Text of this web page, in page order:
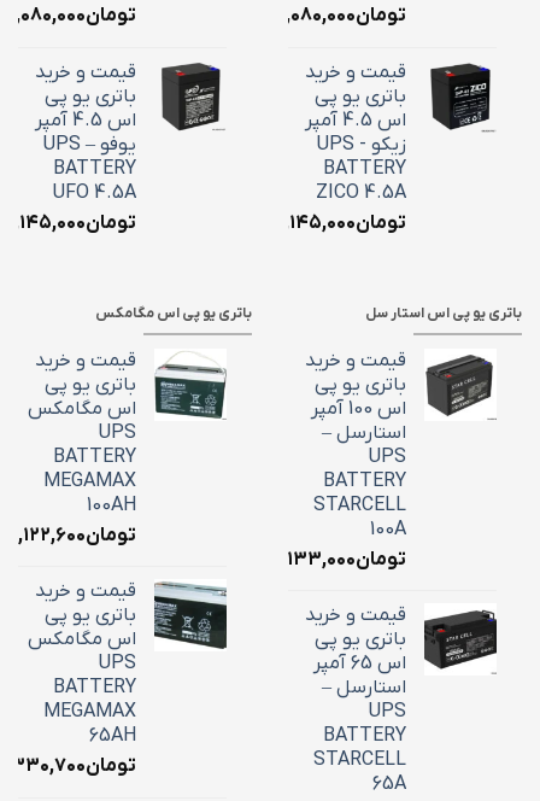
تومان۳,۰۸۰,۰۰۰
قیمت و خرید
باتری یو پی
اس 4.5 آمپر
زیکو - UPS
BATTERY
ZICO 4.5A
تومان۲,۱۴۵,۰۰۰
تومان۳,۰۸۰,۰۰۰
قیمت و خرید
باتری یو پی
اس 4.5 آمپر
یوفو – UPS
BATTERY
UFO 4.5A
تومان۲,۱۴۵,۰۰۰
باتری یو پی اس استار سل
قیمت و خرید
باتری یو پی
اس 100 آمپر
استارسل –
UPS
BATTERY
STARCELL
100A
تومان۳۴,۱۳۳,۰۰۰
قیمت و خرید
باتری یو پی
اس 65 آمپر
استارسل –
UPS
BATTERY
STARCELL
65A
باتری یو پی اس مگامکس
قیمت و خرید
باتری یو پی
اس مگامکس
UPS
BATTERY
MEGAMAX
100AH
تومان
قیمت و خرید
باتری یو پی
اس مگامکس
UPS
BATTERY
MEGAMAX
65AH
تومان